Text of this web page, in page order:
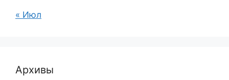
« Июл
Архивы